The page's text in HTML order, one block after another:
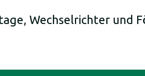
Wechselrichter und